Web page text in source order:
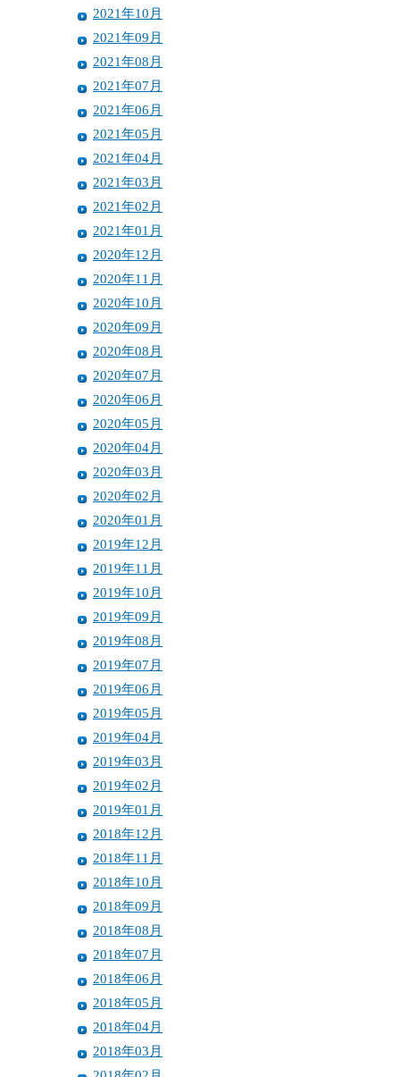
2021年10月
2021年09月
2021年08月
2021年07月
2021年06月
2021年05月
2021年04月
2021年03月
2021年02月
2021年01月
2020年12月
2020年11月
2020年10月
2020年09月
2020年08月
2020年07月
2020年06月
2020年05月
2020年04月
2020年03月
2020年02月
2020年01月
2019年12月
2019年11月
2019年10月
2019年09月
2019年08月
2019年07月
2019年06月
2019年05月
2019年04月
2019年03月
2019年02月
2019年01月
2018年12月
2018年11月
2018年10月
2018年09月
2018年08月
2018年07月
2018年06月
2018年05月
2018年04月
2018年03月